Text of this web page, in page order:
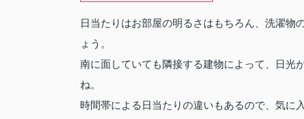
日当たりはお部屋の明るさはもちろん、洗濯物
ょう。
南に面していても隣接する建物によって、日光
ね。
時間帯による日当たりの違いもあるので、気に